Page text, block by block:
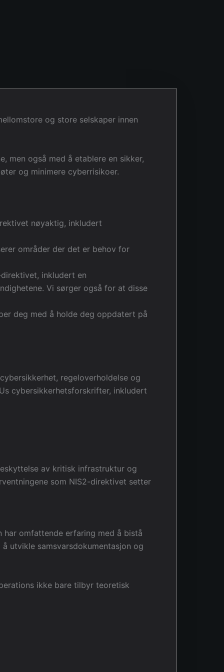
og store selskaper innen
men også med å etablere en sikker,
og minimere cyberrisikoer.
nøyaktig, inkludert
områder der det er behov for
inkludert en
Vi sørger også for at disse
deg med å holde deg oppdatert på
regeloverholdelse og
cybersikkerhetsforskrifter, inkludert
av kritisk infrastruktur og
som NIS2-direktivet setter
har omfattende erfaring med å bistå
utvikle samsvarsdokumentasjon og
ikke bare tilbyr teoretisk